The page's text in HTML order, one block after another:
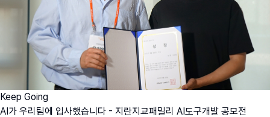
Keep Going
AI가 우리팀에 입사했습니다 - 지란지교패밀리 AI도구개발 공모전